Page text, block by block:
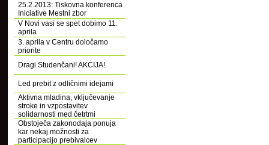
25.2.2013: Tiskovna konferenca
Iniciative Mestni zbor
V Novi vasi se spet dobimo 11.
aprila
3. aprila v Centru določamo
priorite
Dragi Studenčani! AKCIJA!
Led prebit z odličnimi idejami
Aktivna mladina, vključevanje
stroke in vzpostavitev
solidarnosti med četrtmi
Obstoječa zakonodaja ponuja
kar nekaj možnosti za
participacijo prebivalcev